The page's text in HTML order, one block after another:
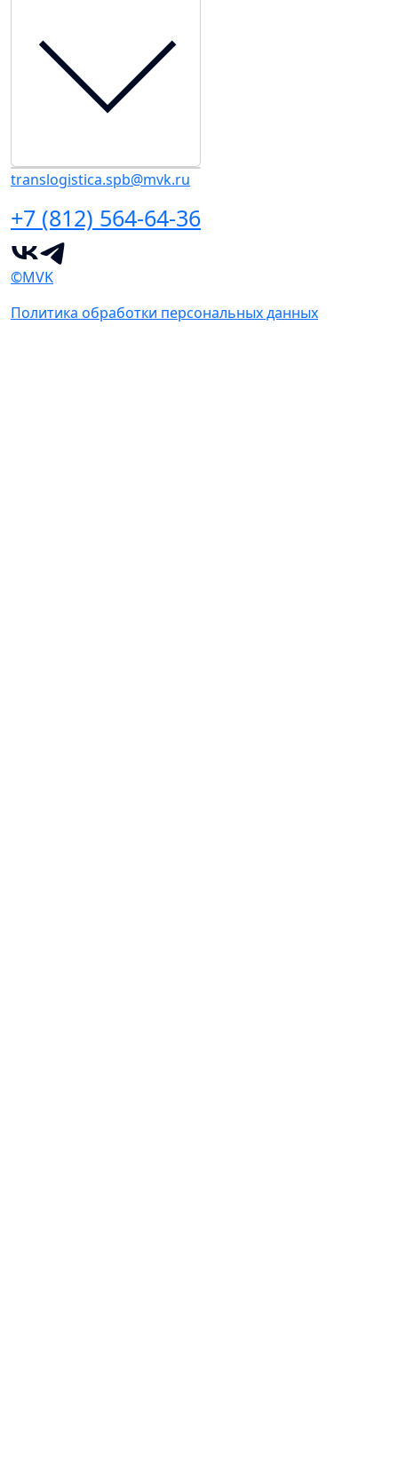
translogistica.spb@mvk.ru
+7 (812) 564-64-36
©MVK
Политика обработки персональных данных